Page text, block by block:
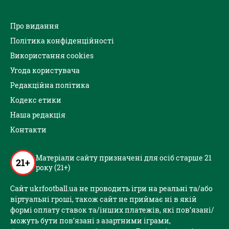
Про видання
Політика конфіденційності
Використання cookies
Угода користувача
Редакційна політика
Кодекс етики
Наша редакція
Контакти
21+ Матеріали сайту призначені для осіб старше 21
року (21+)
Сайт ukrfootball.ua не проводить ігри на реальні та/або
віртуальні гроші, також сайт не приймає ні в якій
формі оплату ставок та/інших платежів, які пов’язані/
можуть бути пов’язані з азартними іграми,